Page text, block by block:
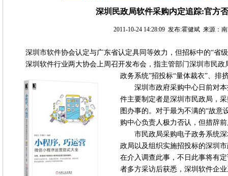
深圳民政局软件采购内定追踪:官方
2011-10-24 14:28:09 发布:霍健斌 来源：
深圳市软件协会认定与广东省认定具同等效力，但招标中的“省
深圳软件行业两大协会上周召开发布会，指主管部门深圳市民政
政务系统”招投标“量体裁衣”、排
深圳市政府采购中心日前对
件主要制定者是深圳市民政局，
图办事的。对于最为不满的“故意
购中心负责人极力否认，但措辞
市民政局采购电子政务系统
政局以及组织实施招投标的深圳
在介入调查此事，不日此事将有
者多方采访后获悉，深圳软件企